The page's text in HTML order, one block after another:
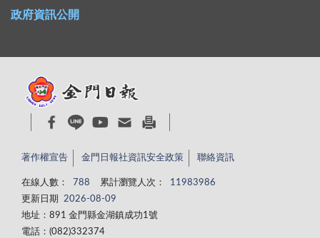
政府資訊公開
著作權宣告 金門日報社資訊安全政策 聯絡資訊
在線人數： 788 累計瀏覽人次：
11983986
更新日期
2026-08-09
地址：891 金門縣金湖鎮成功1號
電話：(082)332374